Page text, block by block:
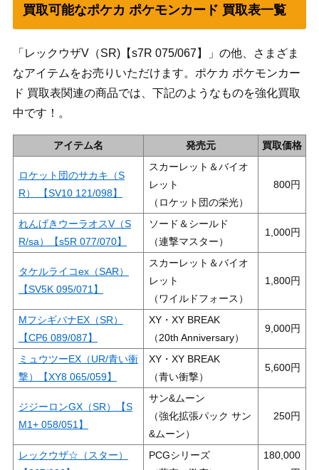
買取可能なポケカ ポケモンカード 買取表一覧
「レックウザV（SR)【s7R 075/067】」の他、さまざま
なアイテムをお売りいただけます。ポケカ ポケモンカー
ド 買取表関連の商品では、下記のようなものを強化買取
中です！。
アイテム名 発売元 買取価格
ロケット団のサカキ（S
R） 【SV10 121/098】
スカーレット＆バイオ
レット
（ロケット団の栄光）
800
れんげきウーラオスV（S
R/sa）【s5R 077/070】
ソード＆シールド
（連撃マスター）
1,000
タケルライコex（SAR）
【SV5K 095/071】
スカーレット＆バイオ
レット
（ワイルドフォース）
1,800
MフシギバナEX（SR）
【CP6 089/087】
XY・XY BREAK
（20th Anniversary）
9,000
ミュウツーEX（UR/青い衝
撃）【XY8 065/059】
XY・XY BREAK
（青い衝撃）
5,600
ジジーロンGX（SR）【S
M1+ 058/051】
サン&ムーン
（強化拡張パック サン
&ムーン）
250
レックウザ☆（スター）
PCGシリーズ
180,000